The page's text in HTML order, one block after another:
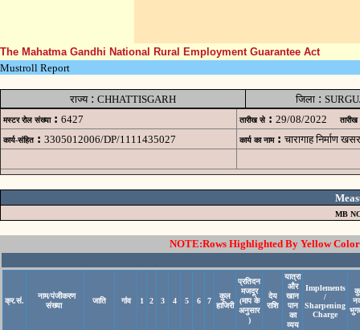
The Mahatma Gandhi National Rural Employment Guarantee Act
Mustroll Report
राज्य: CHHATTISGARH जिला :
मस्टर रोल संख्या : 6427 तारीख से : 29/08/2022 तारीख
कार्य-संहित : 3305012006/DP/1111435027 कार्य का नाम : चारागाह निर्माण
MB
NOTE:Rows Highlighted By Yellow
क्र.सं.
नाम/पंजीकरण
संख्या
जाति गांव 1 2 3 4 5 6 7
कुल
हाजिरी
प्रतिदन
मजदूर
(माप के
अनुसार
)
देय
राशि
यात्रा
और
खान
पान
का
व्यय
Implements
/
Sharpening
Charge